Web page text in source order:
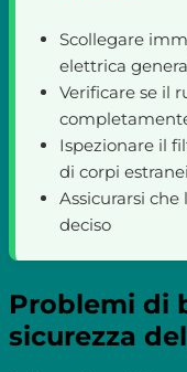
Scollegare
elettrica
Verificare se il
Ispezionare il
di corpi estranei
Assicurarsi che
deciso
Problemi di
sicurezza